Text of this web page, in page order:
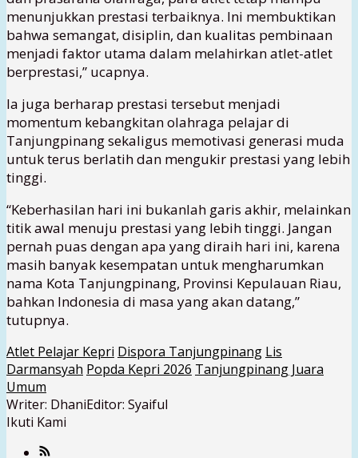
menunjukkan prestasi terbaiknya. Ini membuktikan
bahwa semangat, disiplin, dan kualitas pembinaan
menjadi faktor utama dalam melahirkan atlet-atlet
berprestasi,” ucapnya.
Ia juga berharap prestasi tersebut menjadi
momentum kebangkitan olahraga pelajar di
Tanjungpinang sekaligus memotivasi generasi muda
untuk terus berlatih dan mengukir prestasi yang lebih
tinggi.
“Keberhasilan hari ini bukanlah garis akhir, melainkan
titik awal menuju prestasi yang lebih tinggi. Jangan
pernah puas dengan apa yang diraih hari ini, karena
masih banyak kesempatan untuk mengharumkan
nama Kota Tanjungpinang, Provinsi Kepulauan Riau,
bahkan Indonesia di masa yang akan datang,”
tutupnya.
Atlet Pelajar Kepri Dispora Tanjungpinang Lis
Darmansyah Popda Kepri 2026 Tanjungpinang Juara
Umum
Writer: DhaniEditor: Syaiful
Ikuti Kami